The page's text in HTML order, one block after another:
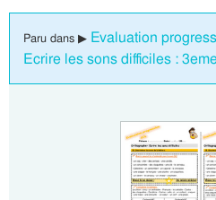
Paru dans ▶ Evaluation
Ecrire les sons difficiles :